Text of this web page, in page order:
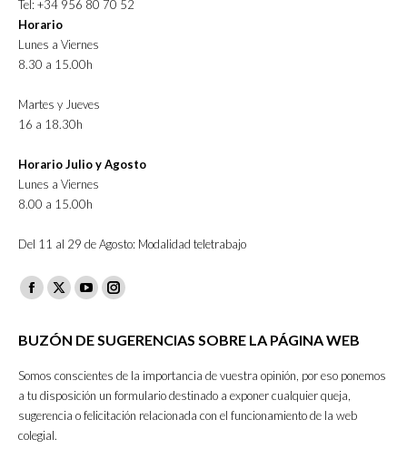
Tel: +34 956 80 70 52
Horario
Lunes a Viernes
8.30 a 15.00h
Martes y Jueves
16 a 18.30h
Horario Julio y Agosto
Lunes a Viernes
8.00 a 15.00h
Del 11 al 29 de Agosto: Modalidad teletrabajo
Facebook
opens
new
window
X
opens
new
window
YouTube
opens
new
window
Instagram
opens
in
new
window
BUZÓN DE SUGERENCIAS SOBRE LA PÁGINA WEB
Somos conscientes de la importancia de vuestra opinión, por eso ponemos
a tu disposición un formulario destinado a exponer cualquier queja,
sugerencia o felicitación relacionada con el funcionamiento de la web
colegial.